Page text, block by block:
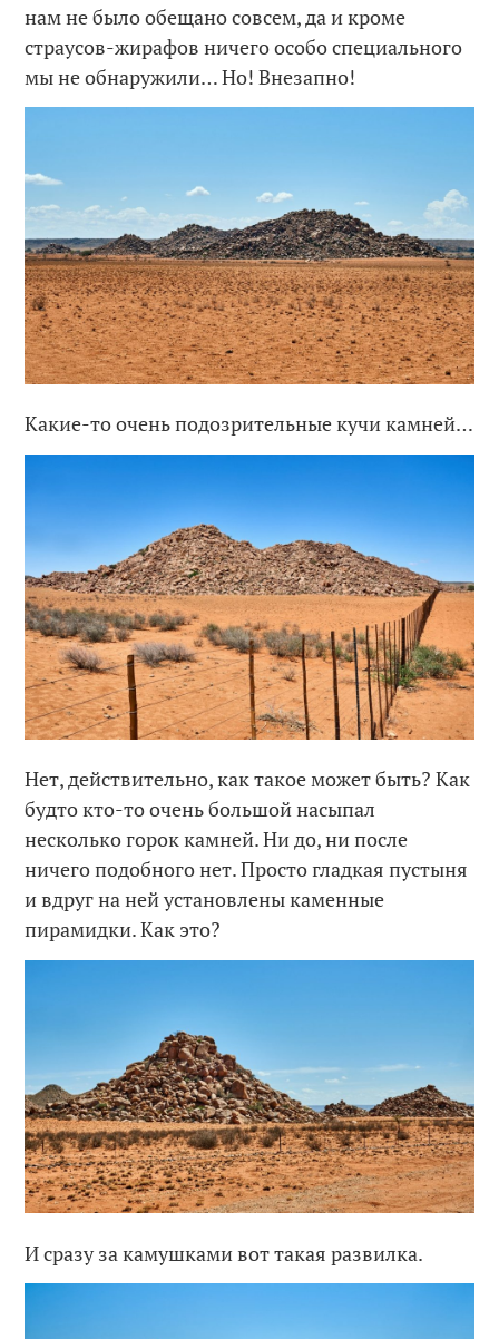
нам не было обещано совсем, да и кроме
страусов-жирафов ничего особо специального
мы не обнаружили… Но! Внезапно!
Какие-то очень подозрительные кучи камней…
Нет, действительно, как такое может быть? Как
будто кто-то очень большой насыпал
несколько горок камней. Ни до, ни после
ничего подобного нет. Просто гладкая пустыня
и вдруг на ней установлены каменные
пирамидки. Как это?
И сразу за камушками вот такая развилка.